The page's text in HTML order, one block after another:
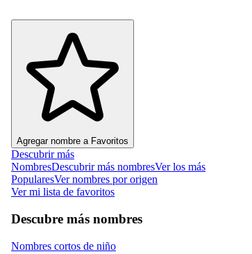
Agregar nombre a Favoritos
Descubrir más
NombresDescubrir más nombresVer los más
PopularesVer nombres por origen
Ver mi lista de favoritos
Descubre más nombres
Nombres cortos de niño